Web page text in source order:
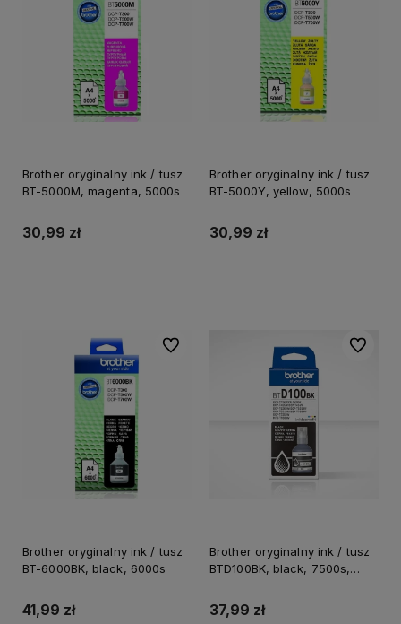
Brother oryginalny ink / tusz
BT-5000M, magenta, 5000s
30,99 zł
Brother oryginalny ink / tusz
BT-5000Y, yellow, 5000s
30,99 zł
Brother oryginalny ink / tusz
BT-6000BK, black, 6000s
41,99 zł
Do ulubionych
Brother oryginalny ink / tusz
BTD100BK, black, 7500s,
37,99 zł
Do